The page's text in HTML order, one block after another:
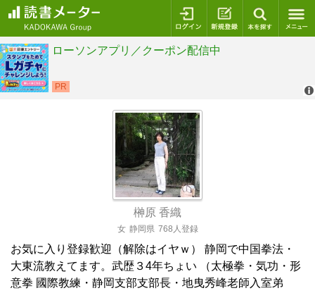
ログイン 新規登録
榊原 香織
女 静岡県 768人登録
お気に入り登録歓迎（解除はイヤｗ） 静岡で中国拳法・
大東流教えてます。武歴３4年ちょい （太極拳・気功・形
意拳 國際教練・静岡支部支部長・地曳秀峰老師入室弟